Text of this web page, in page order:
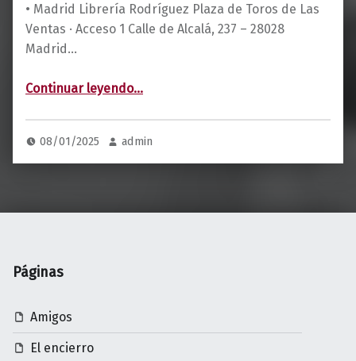
• Madrid Librería Rodríguez Plaza de Toros de Las
Ventas · Acceso 1 Calle de Alcalá, 237 – 28028
Madrid…
Continuar leyendo“El libro Julen a la venta en Madrid”
…
08/01/2025 admin
Páginas
Amigos
El encierro